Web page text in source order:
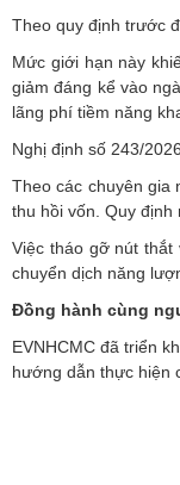
Theo quy định trước
Mức giới hạn này
giảm đáng kể vào
lãng phí tiềm năng
Nghị định số 243/
Theo các chuyên gia
thu hồi vốn. Quy
Việc tháo gỡ nút
chuyển dịch năng
Đồng hành cùng
EVNHCMC đã triển
hướng dẫn thực hiện